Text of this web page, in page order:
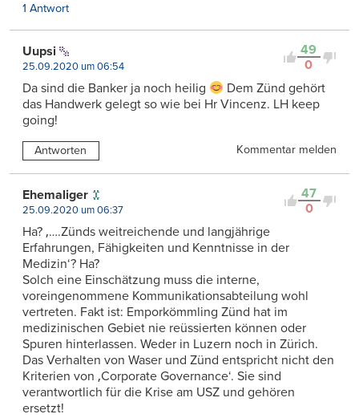
1 Antwort
49
0
Uupsi
25.09.2020 um 06:54
Da sind die Banker ja noch heilig
Dem Zünd gehört
das Handwerk gelegt so wie bei Hr Vincenz. LH keep
going!
Antworten Kommentar melden
47
0
Ehemaliger
25.09.2020 um 06:37
Ha? ‚….Zünds weitreichende und langjährige
Erfahrungen, Fähigkeiten und Kenntnisse in der
Medizin‘? Ha?
Solch eine Einschätzung muss die interne,
voreingenommene Kommunikationsabteilung wohl
vertreten. Fakt ist: Emporkömmling Zünd hat im
medizinischen Gebiet nie reüssierten können oder
Spuren hinterlassen. Weder in Luzern noch in Zürich.
Das Verhalten von Waser und Zünd entspricht nicht den
Kriterien von ‚Corporate Governance‘. Sie sind
verantwortlich für die Krise am USZ und gehören
ersetzt!